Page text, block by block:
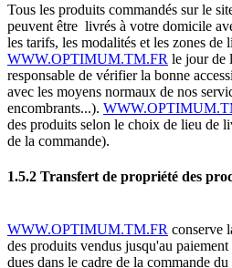
Tous les produits commandés sur le
peuvent être livrés à votre domicile
les tarifs, les modalités et les zones
WWW.OPTIMUM.TM.FR le jour de
responsable de vérifier la bonne
avec les moyens normaux de nos
encombrants...).
des produits selon le choix de lieu de
de la commande).
1.5.2 Transfert de propriété des
WWW.OPTIMUM.TM.FR conserve
des produits vendus jusqu'au
dues dans le cadre de la commande